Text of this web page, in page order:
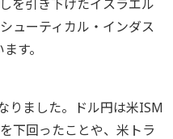
を引き下げたイスラエル
ューティカル・インダス
す。
りました。ドル円は米ISM
下回ったことや、米トラ